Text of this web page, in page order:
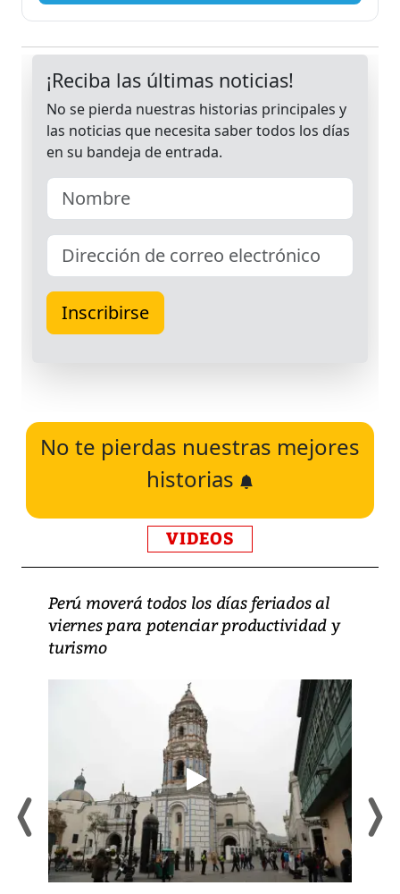
No te pierdas nuestras mejores
historias
VIDEOS
Perú moverá todos los días feriados al
viernes para potenciar productividad y
turismo